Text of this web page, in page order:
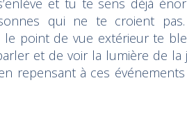
qui ne te croient
point de vue extérieur te
et de voir la lumière de
repensant à ces